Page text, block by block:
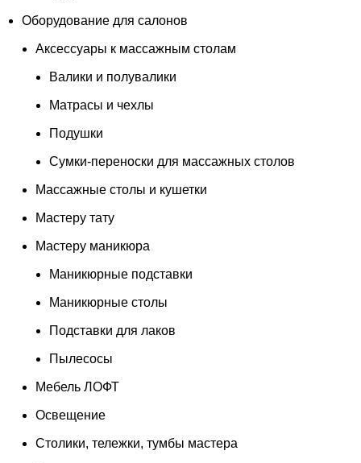
Оборудование для салонов
Аксессуары к массажным столам
Валики и полувалики
Матрасы и чехлы
Подушки
Сумки-переноски для массажных столов
Массажные столы и кушетки
Мастеру тату
Мастеру маникюра
Маникюрные подставки
Маникюрные столы
Подставки для лаков
Пылесосы
Мебель ЛОФТ
Освещение
Столики, тележки, тумбы мастера